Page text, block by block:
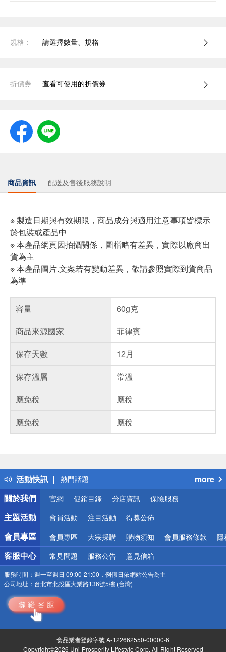
規格： 請選擇數量、規格
折價券 查看可使用的折價券
商品資訊 配送及售後服務說明
※ 製造日期與有效期限，商品成分與適用注意事項皆標示
於包裝或產品中
※ 本產品網頁因拍攝關係，圖檔略有差異，實際以廠商出
貨為主
※ 本產品圖片.文案若有變動差異，敬請參照實際到貨商品
為準
容量
60g克
商品來源國家
菲律賓
保存天數
12月
保存溫層
常溫
應免稅
應稅
應免稅
應稅
活動快訊
得獎公告
熱門話題
銀行優惠
偏遠地區配送
詐騙網頁！請小心！
more
關於我們
官網 促銷目錄 分店資訊 保險服務
主題活動 會員活動 注目活動 得獎公佈
會員專區 會員專區 大宗採購 購物須知 會員服務條款 隱
客服中心 常見問題 服務公告 意見信箱
服務時間： 週一至週日 09:00-21:00，例假日依網站公告為主
公司地址： 台北市北投區大業路136號5樓 (台灣)
食品業者登錄字號 A-122662550-00000-6
Copyright©2026 Uni-Prosperity Lifestyle Corp. All Right Reserved